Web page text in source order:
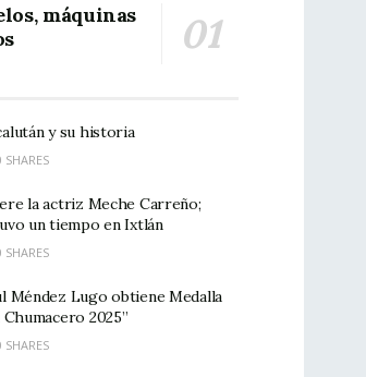
máquinas
y su historia
SHARES
la actriz Meche Carreño;
un tiempo en Ixtlán
SHARES
Méndez Lugo obtiene Medalla
Chumacero 2025”
SHARES